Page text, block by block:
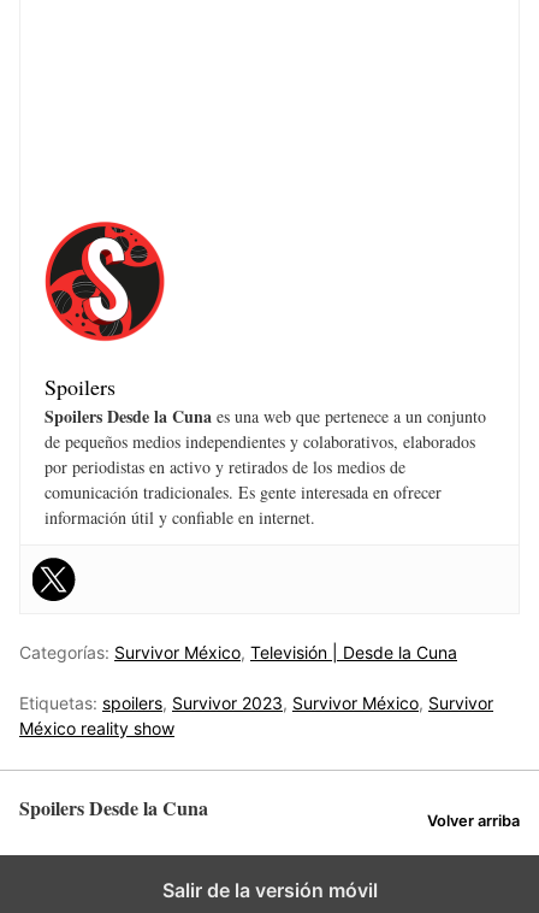
Spoilers
Spoilers Desde la Cuna es una web que pertenece a un conjunto
de pequeños medios independientes y colaborativos, elaborados
por periodistas en activo y retirados de los medios de
comunicación tradicionales. Es gente interesada en ofrecer
información útil y confiable en internet.
Categorías: Survivor México, Televisión | Desde la Cuna
Etiquetas: spoilers, Survivor 2023, Survivor México, Survivor
México reality show
Spoilers Desde la Cuna Volver arriba
Salir de la versión móvil